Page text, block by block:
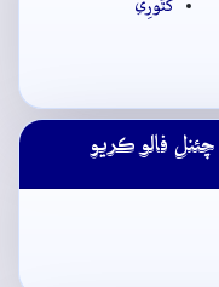
کَٿُورِي
فالو ڪريو